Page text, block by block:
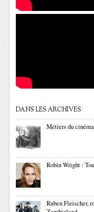
DANS LES ARCHIVES
Métiers du
Robin Wright :
Ruben Fleischer,